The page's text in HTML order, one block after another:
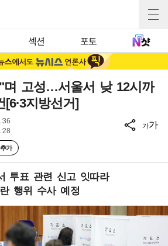
섹션 포토
며 고성…서울서 낮 12시까
지방선거]
가
가가
투표 관련 신고 잇따라
행위 수사 예정